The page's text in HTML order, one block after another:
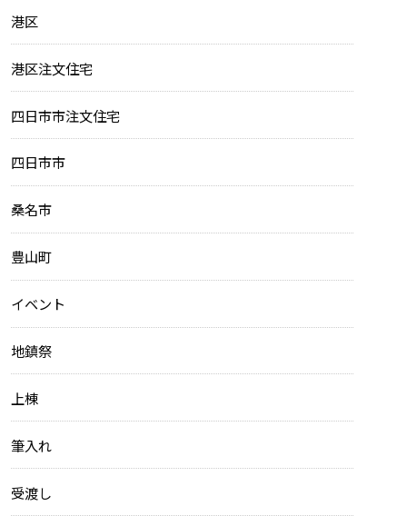
港区
港区注文住宅
四日市市注文住宅
四日市市
桑名市
豊山町
イベント
地鎮祭
上棟
筆入れ
受渡し